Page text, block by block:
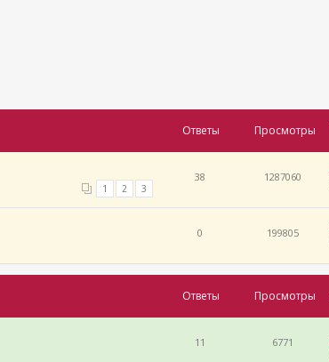
Ответы Просмотры
1 2 3
38 1287060
0 199805
Ответы Просмотры
11 6771